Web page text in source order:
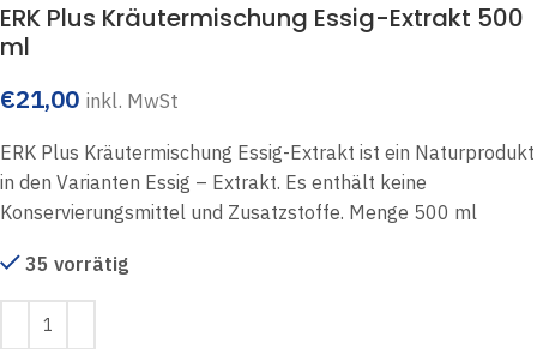
ERK Plus Kräutermischung Essig-Extrakt 500
ml
€21,00 inkl. MwSt
ERK Plus Kräutermischung Essig-Extrakt ist ein Naturprodukt
in den Varianten Essig – Extrakt. Es enthält keine
Konservierungsmittel und Zusatzstoffe. Menge 500 ml
35 vorrätig